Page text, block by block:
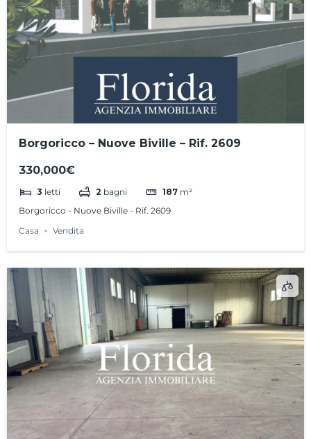
Borgoricco – Nuove Biville – Rif. 2609
330,000€
3 letti 2 bagni 187 m²
Borgoricco - Nuove Biville - Rif. 2609
Casa
Vendita